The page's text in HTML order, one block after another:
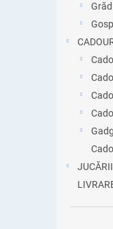
JUCĂRII